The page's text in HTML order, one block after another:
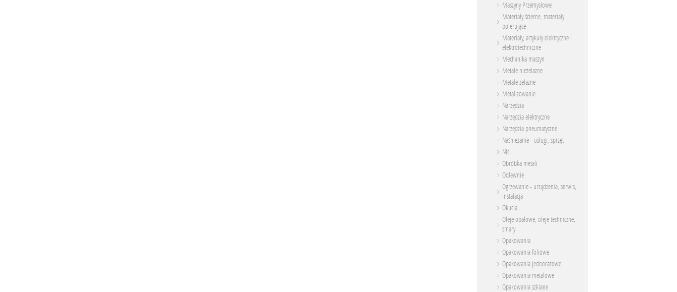
Maszyny Przemysłowe
Materiały ścierne, materiały
polerujące
Materiały, artykuły elektryczne i
elektrotechniczne
Mechanika maszyn
Metale nieżelazne
Metale żelazne
Metalizowanie
Narzędzia
Narzędzia elektryczne
Narzędzia pneumatyczne
Naśnieżanie - usługi, sprzęt
Nici
Obróbka metali
Odlewnie
Ogrzewanie - urządzenia, serwis,
instalacja
Okucia
Oleje opałowe, oleje techniczne,
smary
Opakowania
Opakowania foliowe
Opakowania jednorazowe
Opakowania metalowe
Opakowania szklane